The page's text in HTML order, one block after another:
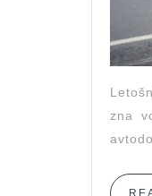
zna